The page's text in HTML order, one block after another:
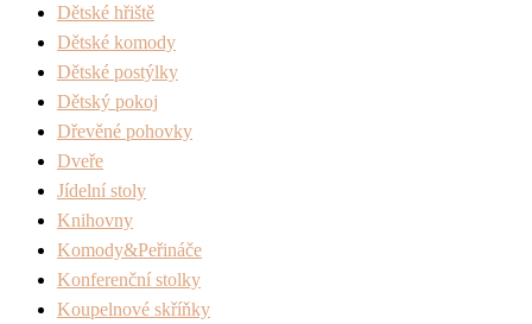
Dětské hřiště
Dětské komody
Dětské postýlky
Dětský pokoj
Dřevěné pohovky
Dveře
Jídelní stoly
Knihovny
Komody&Peřináče
Konferenční stolky
Koupelnové skříňky